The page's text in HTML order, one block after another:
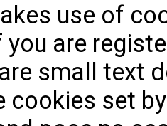
use of
are
small text
cookies set